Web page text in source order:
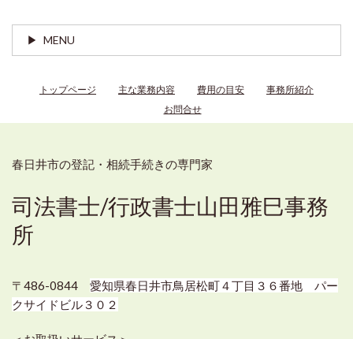
MENU
トップページ 主な業務内容 費用の目安
事務所紹介
お問合せ
春日井市の登記・相続手続きの専門家
司法書士/行政書士山田雅巳事務
所
〒486-0844 愛知県春日井市鳥居松町４丁目３６番地 パー
クサイドビル３０２